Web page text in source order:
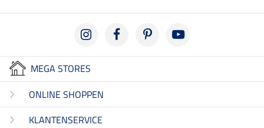
MEGA STORES
ONLINE SHOPPEN
KLANTENSERVICE